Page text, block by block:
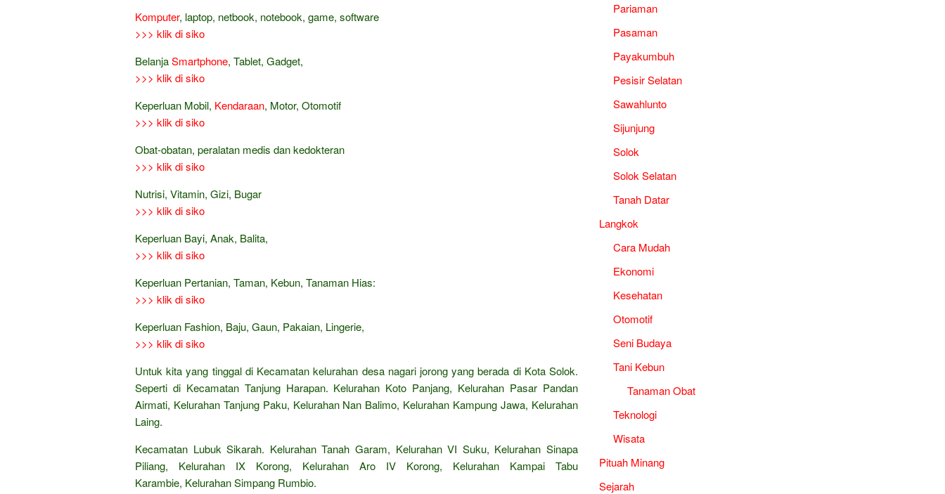
Komputer, laptop, netbook, notebook, game, software
>>> klik di siko
BelanjaSmartphone, Tablet, Gadget,
>>> klik di siko
Keperluan Mobil, Kendaraan, Motor, Otomotif
>>> klik di siko
Obat-obatan, peralatan medis dan kedokteran
>>> klik di siko
Nutrisi, Vitamin, Gizi, Bugar
>>> klik di siko
Keperluan Bayi, Anak, Balita,
>>> klik di siko
Keperluan Pertanian, Taman, Kebun, Tanaman Hias:
>>> klik di siko
Keperluan Fashion, Baju, Gaun, Pakaian, Lingerie,
>>> klik di siko
Untuk kita yang tinggal di Kecamatan kelurahan desa nagari jorong yang berada di Kota Solok.
Seperti di Kecamatan Tanjung Harapan. Kelurahan Koto Panjang, Kelurahan Pasar Pandan
Airmati, Kelurahan Tanjung Paku, Kelurahan Nan Balimo, Kelurahan Kampung Jawa, Kelurahan
Laing.
Kecamatan Lubuk Sikarah. Kelurahan Tanah Garam, Kelurahan VI Suku, Kelurahan Sinapa
Piliang, Kelurahan IX Korong, Kelurahan Aro IV Korong, Kelurahan Kampai Tabu
Karambie, Kelurahan Simpang Rumbio.
Pariaman
Pasaman
Payakumbuh
Pesisir Selatan
Sawahlunto
Sijunjung
Solok
Solok Selatan
Tanah Datar
Langkok
Cara Mudah
Ekonomi
Kesehatan
Otomotif
Seni Budaya
Tani Kebun
Tanaman Obat
Teknologi
Wisata
Pituah Minang
Sejarah